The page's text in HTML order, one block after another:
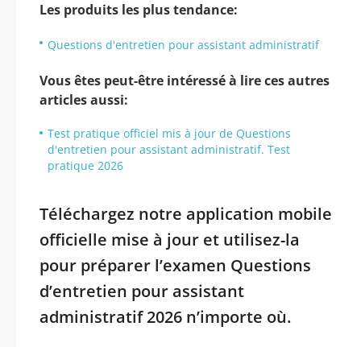
Les produits les plus tendance:
Questions d'entretien pour assistant administratif
Vous êtes peut-être intéressé à lire ces autres
articles aussi:
Test pratique officiel mis à jour de Questions
d'entretien pour assistant administratif. Test
pratique 2026
Téléchargez notre application mobile
officielle mise à jour et utilisez-la
pour préparer l’examen Questions
d’entretien pour assistant
administratif 2026 n’importe où.